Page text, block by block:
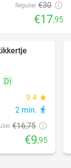
Regulier €30
€17,95
Di
9.4 star
2 min. directions_walk
€16,75
€9,95